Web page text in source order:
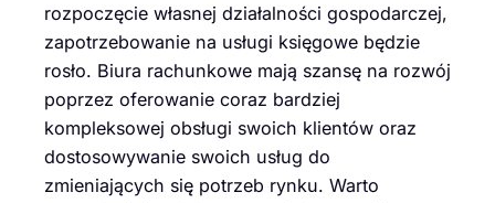
rozpoczęcie własnej działalności gospodarczej,
zapotrzebowanie na usługi księgowe będzie
rosło. Biura rachunkowe mają szansę na rozwój
poprzez oferowanie coraz bardziej
kompleksowej obsługi swoich klientów oraz
dostosowywanie swoich usług do
zmieniających się potrzeb rynku. Warto